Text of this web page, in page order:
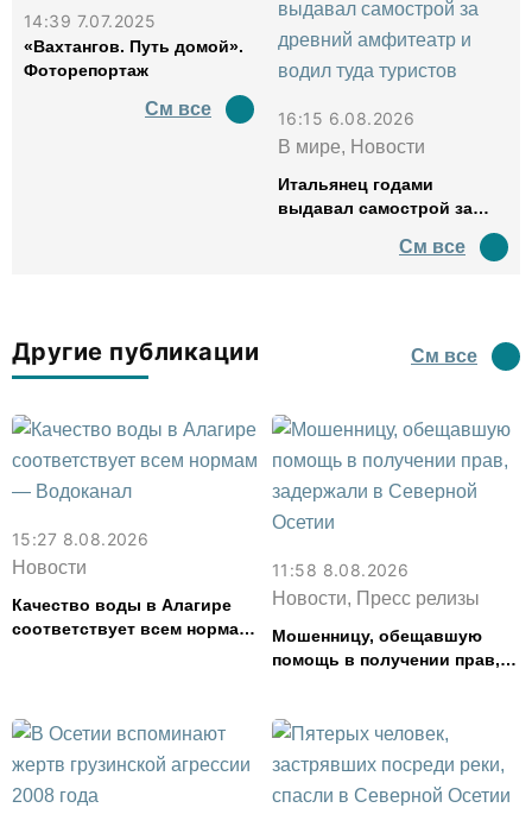
14:39 7.07.2025
«Вахтангов. Путь домой».
Фоторепортаж
См все
16:15 6.08.2026
В мире, Новости
Итальянец годами
выдавал самострой за
водил туда туристов
См все
Другие публикации См все
15:27 8.08.2026
Новости
Качество воды в Алагире
соответствует всем нормам
11:58 8.08.2026
Новости, Пресс релизы
Мошенницу, обещавшую
помощь в получении прав,